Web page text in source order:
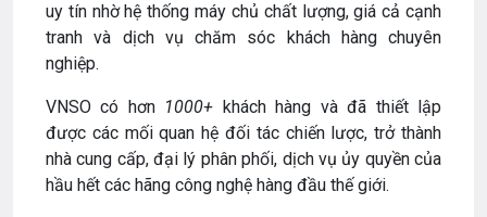
uy tín nhờ hệ thống máy chủ chất lượng, giá cả cạnh
tranh và dịch vụ chăm sóc khách hàng chuyên
nghiệp.
VNSO có hơn 1000+ khách hàng và đã thiết lập
được các mối quan hệ đối tác chiến lược, trở thành
nhà cung cấp, đại lý phân phối, dịch vụ ủy quyền của
hầu hết các hãng công nghệ hàng đầu thế giới.